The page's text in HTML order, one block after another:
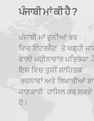
ਪੰਜਾਬੀ ਮਾਂ ਕੀ ਹੈ ?
ਪੰਜਾਬੀ ਮਾਂ ਦੁਨੀਆਂ ਭਰ
ਵਿਚ ਇੰਟਰਨੈਟ ਤੇ ਪਡ਼੍ਹੀ
ਵਾਲੀ ਮਹੀਨਾਵਾਰ ਪਤ੍ਰਿਕਾ
ਇਸ ਵਿਚ ਤੁਸੀਂ ਸਾਹਿਤਕ
ਰਚਨਾਵਾਂ ਅਤੇ ਲਿਖਾਰੀਆਂ
ਜਾਣਕਾਰੀ ਹਾਸਿਲ ਕਰ ਸਕਦੇ
ਹੋ।